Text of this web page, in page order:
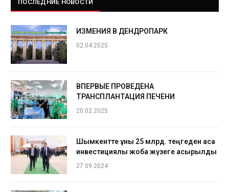
ПОСЛЕДНИЕ НОВОСТИ
ИЗМЕНИЯ В ДЕНДРОПАРК
02.04.2025
ВПЕРВЫЕ ПРОВЕДЕНА
ТРАНСПЛАНТАЦИЯ ПЕЧЕНИ
20.02.2025
Шымкентте құны 25 млрд. теңгеден аса
инвестициялық жоба жүзеге асырылды
27.09.2024